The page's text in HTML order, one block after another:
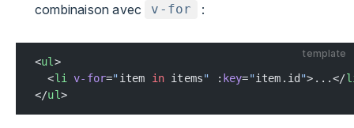
combinaison avec
v-for :
template
<ul >
  <
li v-for="item in items" : key="item.id">...</
</ul>